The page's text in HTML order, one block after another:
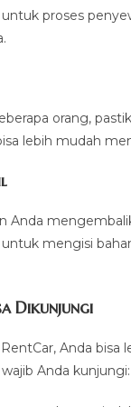
proses
orang,
lebih mudah
Anda
mengisi
Dikunjungi
Anda
Anda kunjungi: